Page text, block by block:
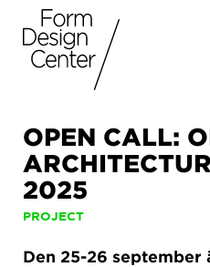
OPEN CALL:
2025
PROJECT
Den 25-26